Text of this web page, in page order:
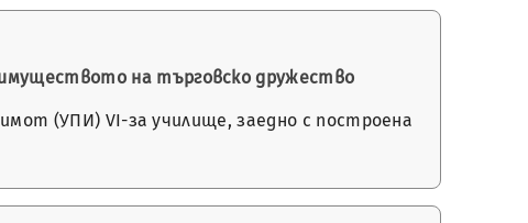
на търговско дружество
(УПИ) VІ-за училище, заедно с построена